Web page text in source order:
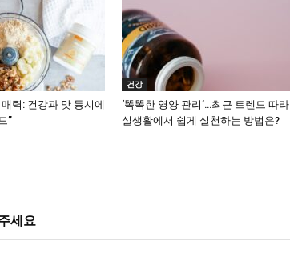
력: 건강과 맛 동시에
”
건강
‘똑똑한 영양 관리’…최근 트렌드 따라
실생활에서 쉽게 실천하는 방법은?
세요